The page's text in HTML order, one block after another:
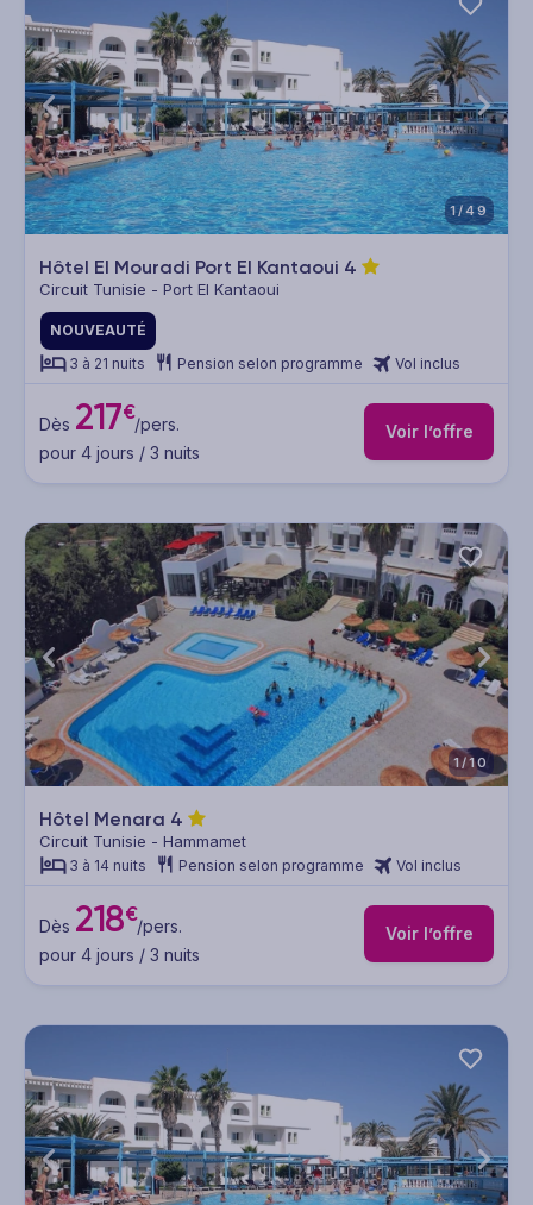
1/49
Hôtel El Mouradi Port El Kantaoui 4
Circuit Tunisie - Port El Kantaoui
NOUVEAUTÉ
3 à 21 nuits
Pension selon programme Vol inclus
Dès 217€/pers.
pour 4 jours / 3 nuits
Voir l’offre
1/10
Hôtel Menara 4
Circuit Tunisie - Hammamet
3 à 14 nuits Pension selon programme Vol inclus
Dès 218€/pers.
pour 4 jours / 3 nuits
Voir l’offre